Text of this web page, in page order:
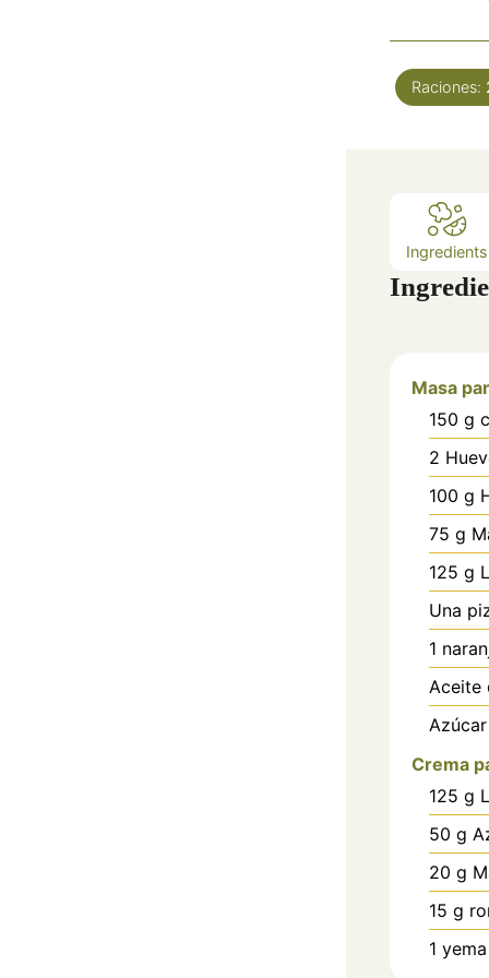
Raciones:
Ingredients
Masa
150 g
2
100 g
75 g
125 g
Una
1
Aceite
Crema
125 g
50 g
20 g
15 g
1